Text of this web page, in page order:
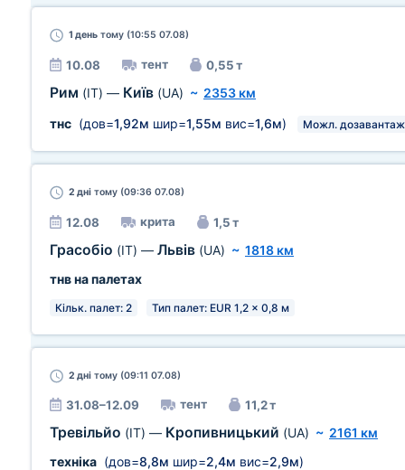
1 день тому (10:55 07.08)
10.08 тент 0,55 т
Рим (IT) — Київ (UA) ~ 2353 км
тнс (дов=1,92м шир=1,55м вис=1,6м) Можл.
2 дні тому (09:36 07.08)
12.08 крита 1,5 т
Грасобіо (IT) — Львів (UA) ~ 1818 км
тнв на палетах
Кільк. палет: 2 Тип палет: EUR 1,2 x 0,8 м
2 дні тому (09:11 07.08)
31.08–12.09 тент 11,2 т
Тревільйо (IT) — Кропивницький (UA) ~ 2161 км
техніка (дов=8,8м шир=2,4м вис=2,9м)